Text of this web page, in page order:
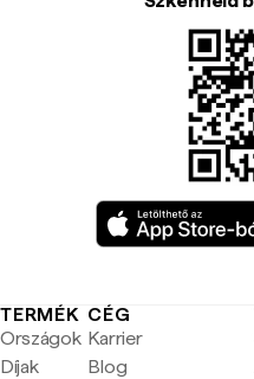
TERMÉK
Országok
Díjak
CÉG
Karrier
Blog